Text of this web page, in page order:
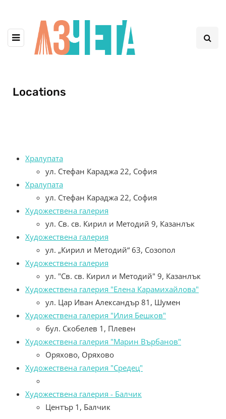
Locations
Хралупата
ул. Стефан Караджа 22, София
Хралупата
ул. Стефан Караджа 22, София
Художествена галерия
ул. Св. св. Кирил и Методий 9, Казанлък
Художествена галерия
ул. „Кирил и Методий“ 63, Созопол
Художествена галерия
ул. "Св. св. Кирил и Методий" 9, Казанлък
Художествена галерия "Елена Карамихайлова"
ул. Цар Иван Александър 81, Шумен
Художествена галерия "Илия Бешков"
бул. Скобелев 1, Плевен
Художествена галерия "Марин Върбанов"
Оряхово, Оряхово
Художествена галерия "Средец"
Художествена галерия - Балчик
Център 1, Балчик